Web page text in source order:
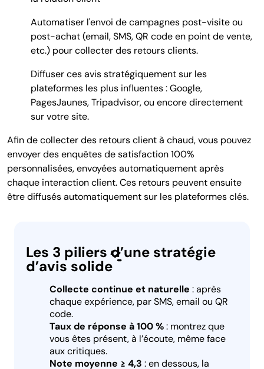
Automatiser l'envoi de campagnes post-visite ou
post-achat (email, SMS, QR code en point de vente,
etc.) pour collecter des retours clients.
Diffuser ces avis stratégiquement sur les
plateformes les plus influentes : Google,
PagesJaunes, Tripadvisor, ou encore directement
sur votre site.
Afin de collecter des retours client à chaud, vous pouvez
envoyer des enquêtes de satisfaction 100%
personnalisées, envoyées automatiquement après
chaque interaction client. Ces retours peuvent ensuite
être diffusés automatiquement sur les plateformes clés.
Les 3 piliers d’une stratégie
d’avis solide
Collecte continue et naturelle : après
chaque expérience, par SMS, email ou QR
code.
Taux de réponse à 100 %: montrez que
vous êtes présent, à l’écoute, même face
aux critiques.
Note moyenne ≥ 4,3 : en dessous, la